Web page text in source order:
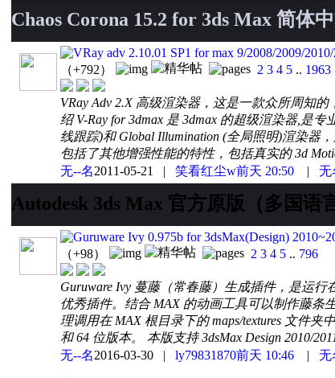
Chaos Corona 15.2 for 3ds Max 简体
VRay adv 2.10.01 SP1 for max 9/2008/2009/
（+792）
2 3 4 5 .. 1963
VRay Adv 2.X 高级渲染器，这是一款众所周知
绍 V-Ray for 3dmax 是 3dmax 的超级渲染器,是
线跟踪)和 Global Illumination (全局照明)渲染器
包括了其他增强性能的特性，包括真实的 3d
无--名2011-05-21 | 笑看红尘w前天 20:50 | 无
Autodesk 3ds Max 官方原版（多国语
Guruware Ivy 0.975b for 3dsMax(Design)
（+98）
2 3 4 5 .. 796
Guruware Ivy 蔓藤（常春藤）生成插件，是运
优秀插件。结合 MAX 的动画工具可以制作藤条
理调用在 MAX 根目录下的 maps/textures 文件夹
和 64 位版本。 本版支持 3dsMax Design 2010/
无--名2016-03-30 | ly79831870前天 10:46 | 无